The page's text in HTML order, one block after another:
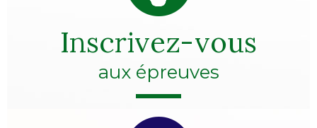
Inscrivez-vous
aux épreuves